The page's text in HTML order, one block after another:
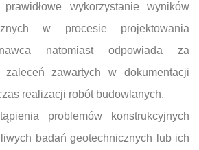
wykorzystanie wyników
w procesie projektowania
natomiast odpowiada za
zawartych w dokumentacji
realizacji robót budowlanych.
problemów konstrukcyjnych
badań geotechnicznych lub ich